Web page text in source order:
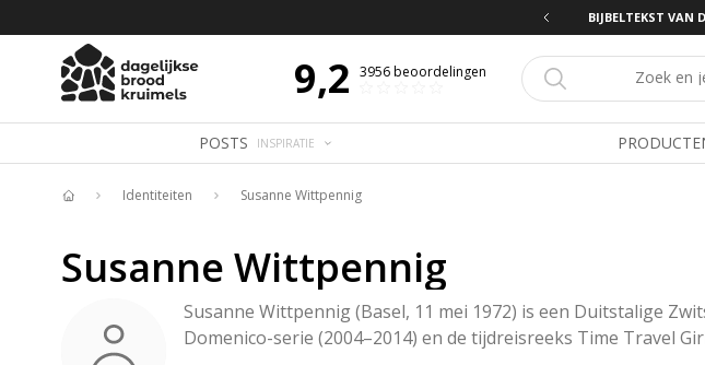
BIJBELTEKST VAN
9,2 3956beoordelingen
POSTS INSPIRATIE
Identiteiten Susanne Wittpennig
Susanne Wittpennig
Susanne Wittpennig (Basel, 11 mei 1972) is een Duitstalige
Domenico-serie (2004–2014) en de tijdreisreeks Time Travel